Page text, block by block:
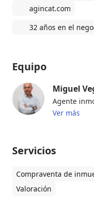
agincat.com
32 años en el
Equipo
Miguel
Agente
Ver más
Servicios
Compraventa de
Valoración